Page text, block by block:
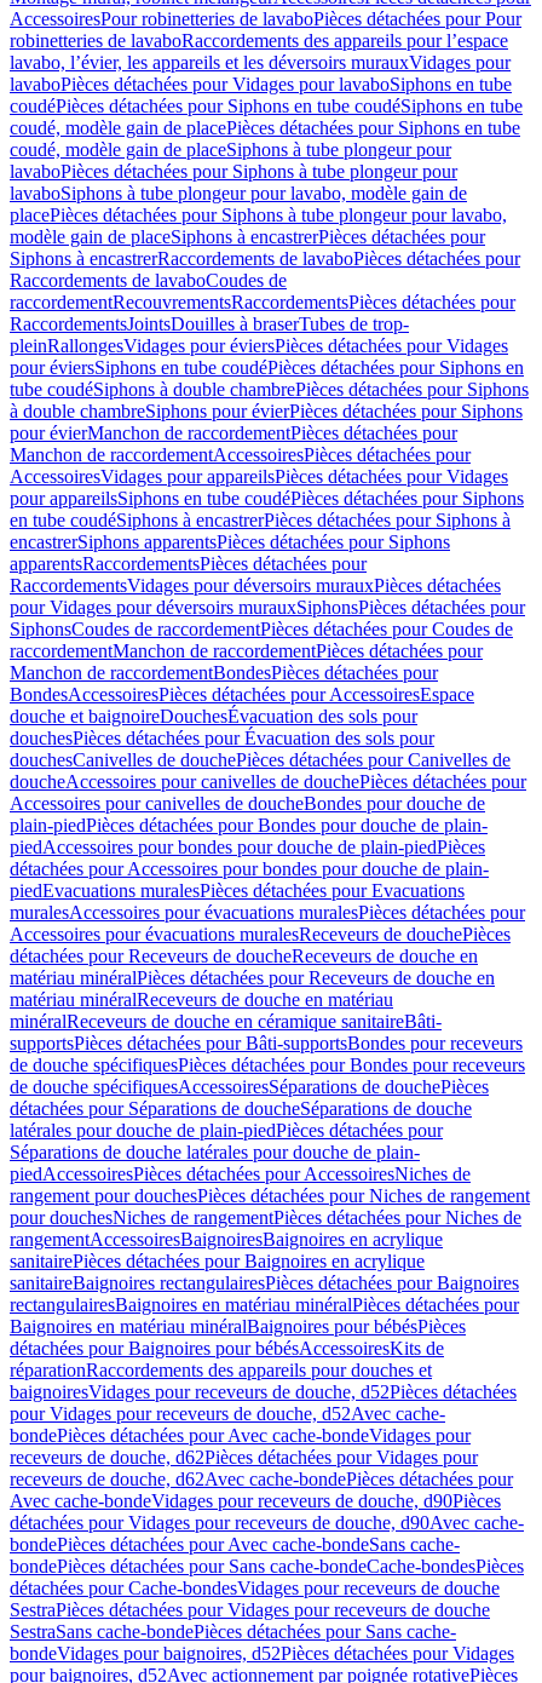
AccessoiresPour robinetteries de lavaboPièces détachées pour Pour
robinetteries de lavaboRaccordements des appareils pour l’espace
lavabo, l’évier, les appareils et les déversoirs murauxVidages pour
lavaboPièces détachées pour Vidages pour lavaboSiphons en tube
coudéPièces détachées pour Siphons en tube coudéSiphons en tube
coudé, modèle gain de placePièces détachées pour Siphons en tube
coudé, modèle gain de placeSiphons à tube plongeur pour
lavaboPièces détachées pour Siphons à tube plongeur pour
lavaboSiphons à tube plongeur pour lavabo, modèle gain de
placePièces détachées pour Siphons à tube plongeur pour lavabo,
modèle gain de placeSiphons à encastrerPièces détachées pour
Siphons à encastrerRaccordements de lavaboPièces détachées pour
Raccordements de lavaboCoudes de
raccordementRecouvrementsRaccordementsPièces détachées pour
RaccordementsJointsDouilles à braserTubes de trop-
pleinRallongesVidages pour éviersPièces détachées pour Vidages
pour éviersSiphons en tube coudéPièces détachées pour Siphons en
tube coudéSiphons à double chambrePièces détachées pour Siphons
à double chambreSiphons pour évierPièces détachées pour Siphons
pour évierManchon de raccordementPièces détachées pour
Manchon de raccordementAccessoiresPièces détachées pour
AccessoiresVidages pour appareilsPièces détachées pour Vidages
pour appareilsSiphons en tube coudéPièces détachées pour Siphons
en tube coudéSiphons à encastrerPièces détachées pour Siphons à
encastrerSiphons apparentsPièces détachées pour Siphons
apparentsRaccordementsPièces détachées pour
RaccordementsVidages pour déversoirs murauxPièces détachées
pour Vidages pour déversoirs murauxSiphonsPièces détachées pour
SiphonsCoudes de raccordementPièces détachées pour Coudes de
raccordementManchon de raccordementPièces détachées pour
Manchon de raccordementBondesPièces détachées pour
BondesAccessoiresPièces détachées pour AccessoiresEspace
douche et baignoireDouchesÉvacuation des sols pour
douchesPièces détachées pour Évacuation des sols pour
douchesCanivelles de douchePièces détachées pour Canivelles de
doucheAccessoires pour canivelles de douchePièces détachées pour
Accessoires pour canivelles de doucheBondes pour douche de
plain-piedPièces détachées pour Bondes pour douche de plain-
piedAccessoires pour bondes pour douche de plain-piedPièces
détachées pour Accessoires pour bondes pour douche de plain-
piedEvacuations muralesPièces détachées pour Evacuations
muralesAccessoires pour évacuations muralesPièces détachées pour
Accessoires pour évacuations muralesReceveurs de douchePièces
détachées pour Receveurs de doucheReceveurs de douche en
matériau minéralPièces détachées pour Receveurs de douche en
matériau minéralReceveurs de douche en matériau
minéralReceveurs de douche en céramique sanitaireBâti-
supportsPièces détachées pour Bâti-supportsBondes pour receveurs
de douche spécifiquesPièces détachées pour Bondes pour receveurs
de douche spécifiquesAccessoiresSéparations de douchePièces
détachées pour Séparations de doucheSéparations de douche
latérales pour douche de plain-piedPièces détachées pour
Séparations de douche latérales pour douche de plain-
piedAccessoiresPièces détachées pour AccessoiresNiches de
rangement pour douchesPièces détachées pour Niches de rangement
pour douchesNiches de rangementPièces détachées pour Niches de
rangementAccessoiresBaignoiresBaignoires en acrylique
sanitairePièces détachées pour Baignoires en acrylique
sanitaireBaignoires rectangulairesPièces détachées pour Baignoires
rectangulairesBaignoires en matériau minéralPièces détachées pour
Baignoires en matériau minéralBaignoires pour bébésPièces
détachées pour Baignoires pour bébésAccessoiresKits de
réparationRaccordements des appareils pour douches et
baignoiresVidages pour receveurs de douche, d52Pièces détachées
pour Vidages pour receveurs de douche, d52Avec cache-
bondePièces détachées pour Avec cache-bondeVidages pour
receveurs de douche, d62Pièces détachées pour Vidages pour
receveurs de douche, d62Avec cache-bondePièces détachées pour
Avec cache-bondeVidages pour receveurs de douche, d90Pièces
détachées pour Vidages pour receveurs de douche, d90Avec cache-
bondePièces détachées pour Avec cache-bondeSans cache-
bondePièces détachées pour Sans cache-bondeCache-bondesPièces
détachées pour Cache-bondesVidages pour receveurs de douche
SestraPièces détachées pour Vidages pour receveurs de douche
SestraSans cache-bondePièces détachées pour Sans cache-
bondeVidages pour baignoires, d52Pièces détachées pour Vidages
pour baignoires, d52Avec actionnement par poignée rotativePièces